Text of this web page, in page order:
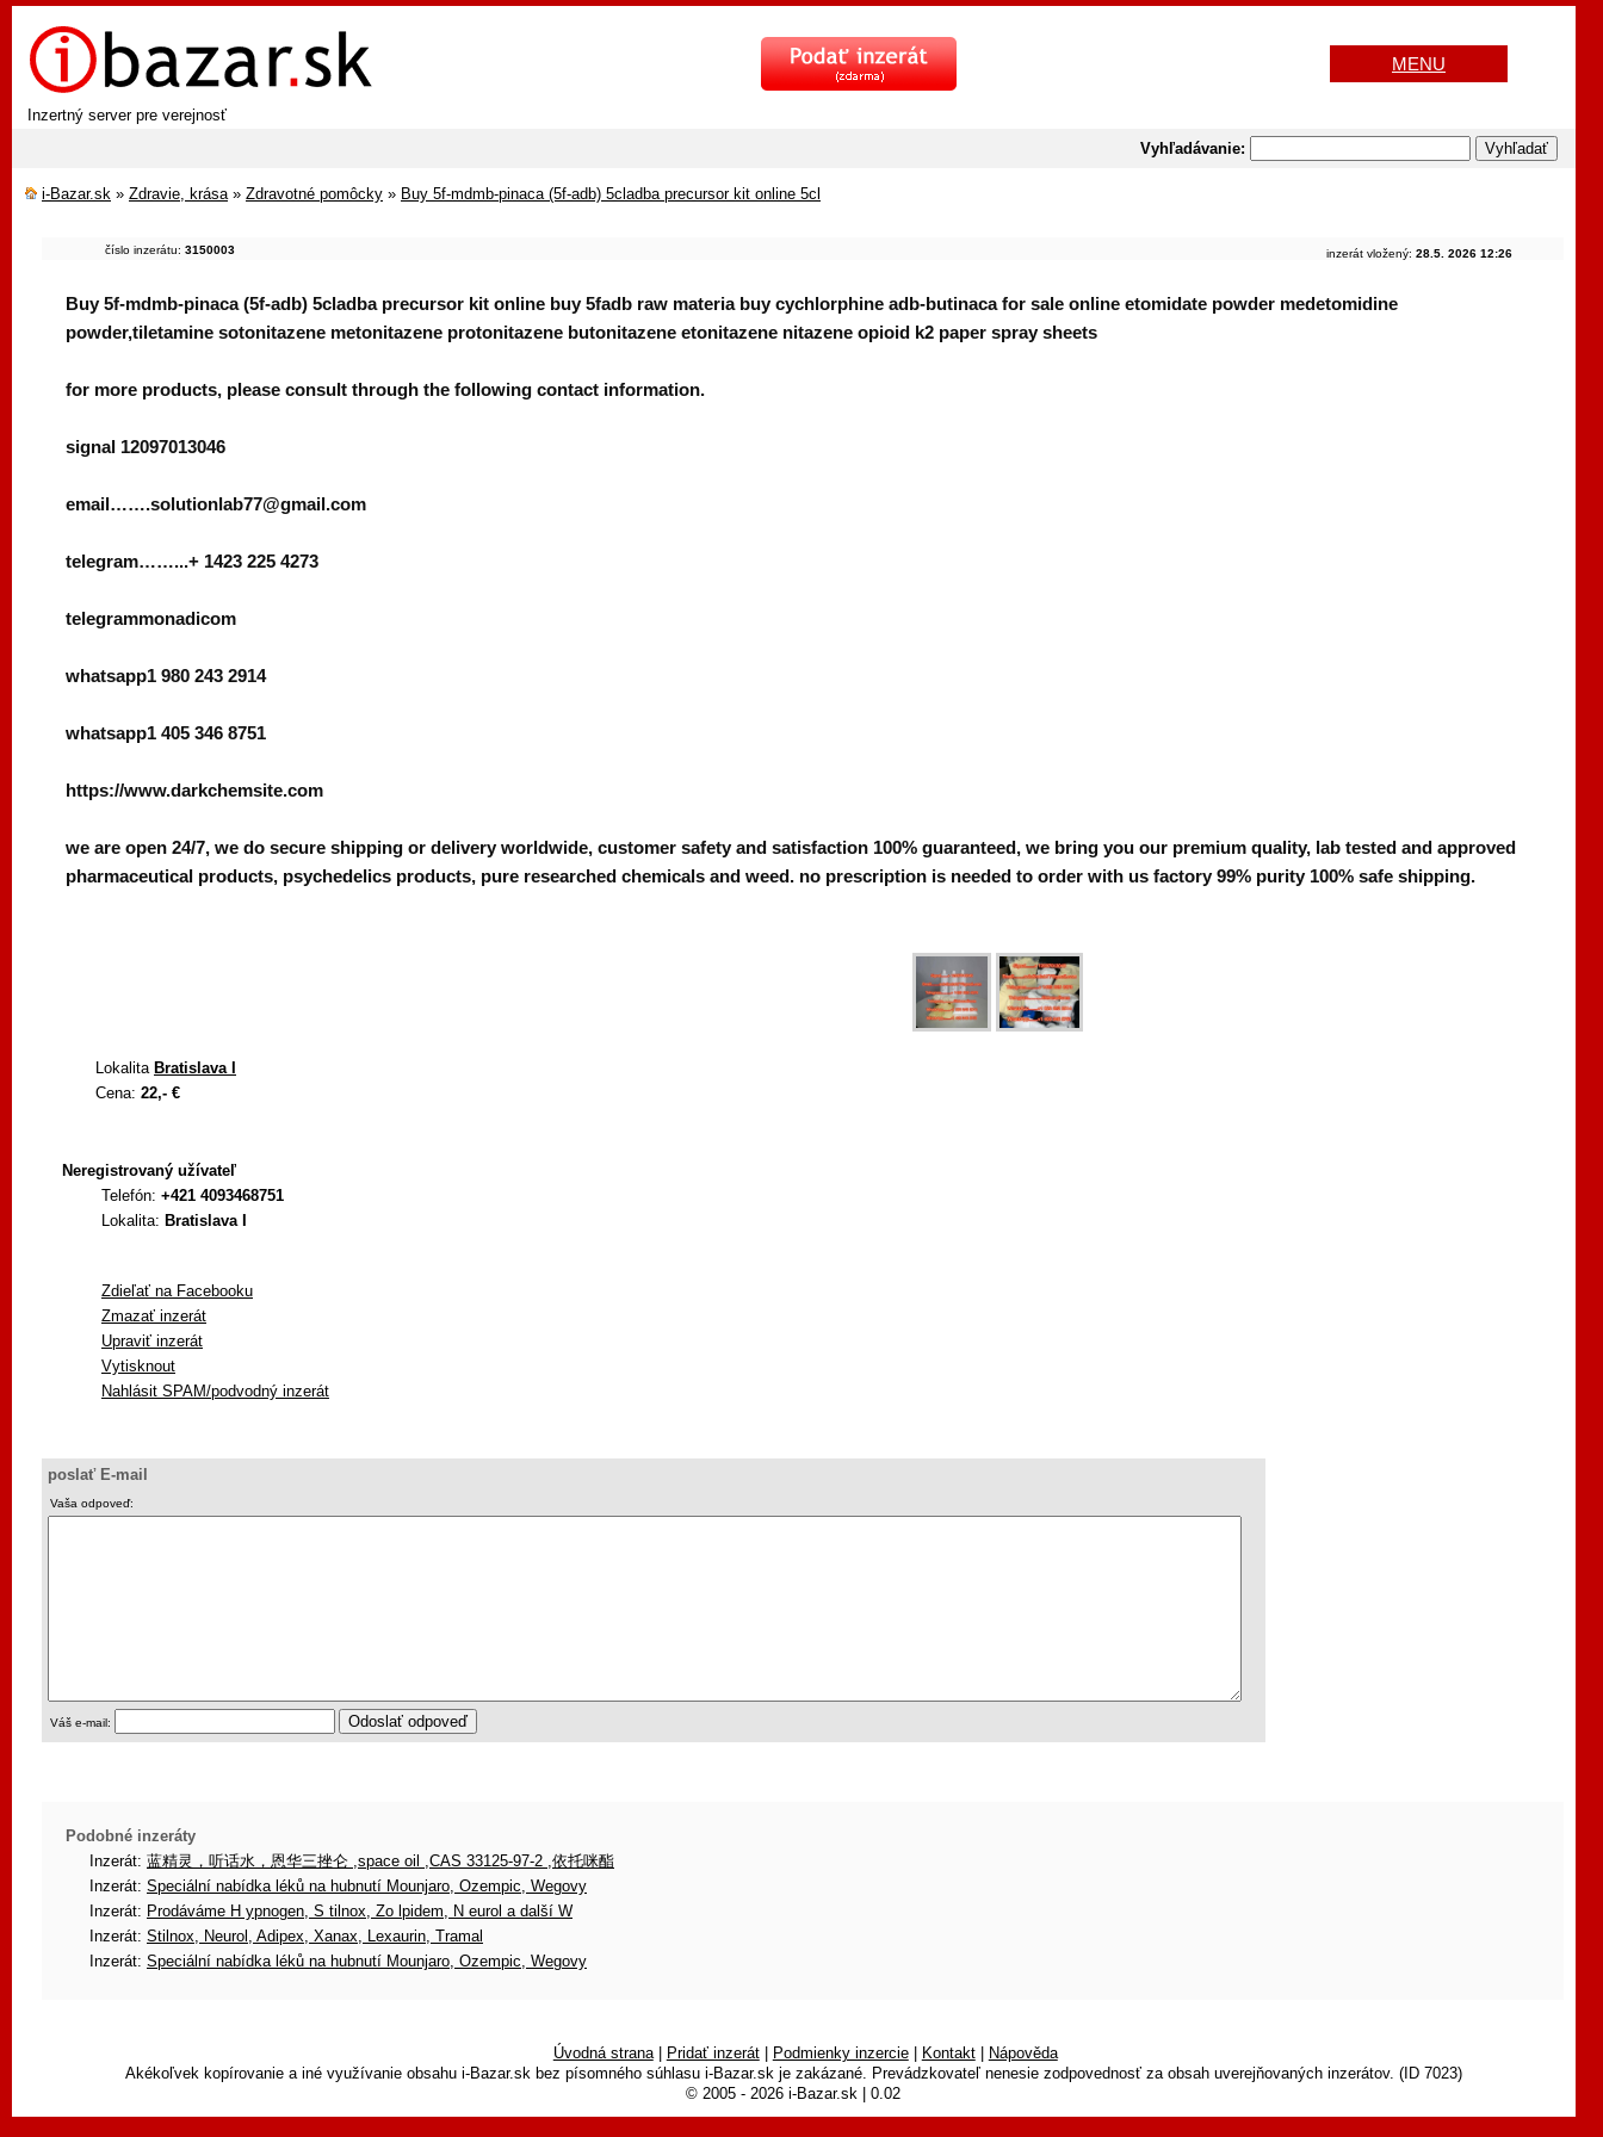
MENU
Inzertný server pre verejnosť
Vyhľadávanie:
i-Bazar.sk » Zdravie, krása» Zdravotné pomôcky » Buy 5f-mdmb-pinaca (5f-adb) 5cladba precursor kit online 5cl
číslo inzerátu: 3150003 inzerát vložený: 28.5. 2026 12:26
Buy 5f-mdmb-pinaca (5f-adb) 5cladba precursor kit online buy 5fadb raw materia buy cychlorphine adb-butinaca for sale online etomidate powder medetomidine
powder,tiletamine sotonitazene metonitazene protonitazene butonitazene etonitazene nitazene opioid k2 paper spray sheets
for more products, please consult through the following contact information.
signal 12097013046
email…….solutionlab77@gmail.com
telegram……...+ 1423 225 4273
telegrammonadicom
whatsapp1 980 243 2914
whatsapp1 405 346 8751
https://www.darkchemsite.com
we are open 24/7, we do secure shipping or delivery worldwide, customer safety and satisfaction 100% guaranteed, we bring you our premium quality, lab tested and approved
pharmaceutical products, psychedelics products, pure researched chemicals and weed. no prescription is needed to order with us factory 99% purity 100% safe shipping.
Lokalita Bratislava I
Cena: 22,- €
Neregistrovaný užívateľ
Telefón: +421 4093468751
Lokalita: Bratislava I
Zdieľať na Facebooku
Zmazať inzerát
Upraviť inzerát
Vytisknout
Nahlásit SPAM/podvodný inzerát
poslať E-mail
Vaša odpoveď:
Váš e-mail:
Podobné inzeráty
Inzerát: 蓝精灵，听话水，恩华三挫仑 ,space oil ,CAS 33125-97-2 ,依托咪酯
Inzerát: Speciální nabídka léků na hubnutí Mounjaro, Ozempic, Wegovy
Inzerát: Prodáváme H ypnogen, S tilnox, Zo lpidem, N eurol a další W
Inzerát: Stilnox, Neurol, Adipex, Xanax, Lexaurin, Tramal
Inzerát: Speciální nabídka léků na hubnutí Mounjaro, Ozempic, Wegovy
Úvodná strana| Pridať inzerát| Podmienky inzercie| Kontakt|
Nápověda
Akékoľvek kopírovanie a iné využívanie obsahu i-Bazar.sk bez písomného súhlasu i-Bazar.sk je zakázané. Prevádzkovateľ nenesie zodpovednosť za obsah uverejňovaných inzerátov. (ID 7023)
© 2005 - 2026 i-Bazar.sk | 0.02